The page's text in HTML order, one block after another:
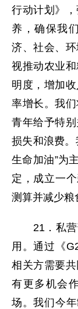
行动计划》
养，确保我
济、社会、
视推动农业
明度，增加
率增长。我
青年给予特
损失和浪费。
生命加油”为
定，成立一
测算并减少粮
21．私营
用。通过《
相关方需要
有更多机会
场。我们今